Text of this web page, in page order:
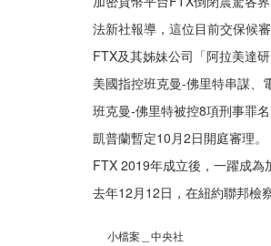
法新社報導，這位目前交保候
FTX及其姊妹公司「阿拉美達
美國指控班克曼-佛里特串謀、
班克曼-佛里特被控8項刑事罪
凱普蘭暫定10月2日開庭審理。
FTX 2019年成立後，一躍成為
去年12月12日，在紐約聯邦檢
小檔案＿中央社